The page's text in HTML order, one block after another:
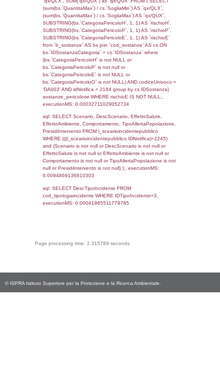
rofi.DescAltro FROM f_territori_limitrofi
cod_territori_tipologia ON
(f_territori_limitrofi.IDTipologiaTerritorio =
cod_territori_tipologia.IDTipologiaTerritorio)
(f_territori_limitrofi.IDTipoTerritorio =
cod_territori_tipologia.IDTerritorioTP)
(((f_territori_limitrofi.IDNotifica)=2245) AND
((f_territori_limitrofi.IDTipoTerritorio)=8)),
0.068389892578125
sql: SELECT
reg_f_territori_limitrofi.Direzione,
reg_f_territori_limitrofi.Denominazione,
_limitrofi.DescAltro FROM
(reg_f_territori_limitrofi.IDTipologiaTerritorio =
cod_territori_tipologia.IDTipologiaTerritorio)
sql: SELECT f_territori_limitrofi.Distanza,
f_territori_limitrofi.Direzione,